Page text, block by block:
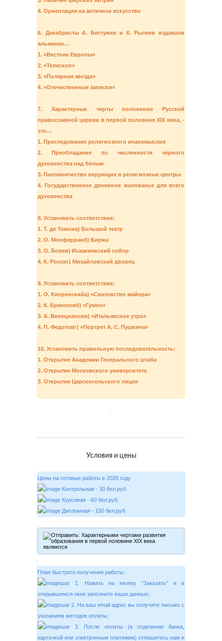
4. Ориентация на античное искусство
6. Декабристы А. Бестужев и К. Рылеев издавали
альманах…
1. «Вестник Европы»
2. «Телескоп»
3. «Полярная звезда»
4. «Отечественные записки»
7. Характерные черты положения Русской
православной церкви в первой половине XIX века, -
это…
1. Преследование религиозного инакомыслия
2. Преобладание по численности чёрного
духовенства над белым
3. Паломничество верующих в религиозные центры
4. Государственное денежное жалованье для всего
духовенства
8. Установить соответствие:
1. Т. де Томона) Большой театр
2. О. Монферранб) Биржа
3. О. Бовев) Исаакиевский собор
4. К. Россиг) Михайловский дворец
9. Установить соответствие:
1. О. Кипренскийа) «Сватовство майора»
2. К. Брюлловб) «Гумно»
3. А. Венециановв) «Итальянское утро»
4. П. Федотовг) «Портрет А. С. Пушкина»
10. Установить правильную последовательность:
1. Открытие Академии Генерального штаба
2. Открытие Московского университета
3. Открытие Царскосельского лицея
Условия и цены
Цены на готовые работы в 2020 году
Контрольная - 30 бел.руб.
Курсовая - 60 бел.руб.
Дипломная - 150 бел.руб.
План быстрого получения работы:
шаг 1. Нажать на кнопку "Заказать" и в
открывшемся окне заполните ваши данные;
шаг 2. На ваш email адрес вы получите письмо с
указанием методов оплаты;
шаг 3. После оплаты (в отделении банка,
карточкой или электронным платежем) отпишитесь нам и